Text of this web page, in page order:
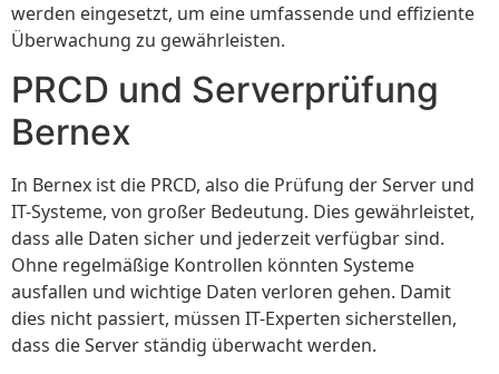
werden eingesetzt, um eine umfassende und effiziente
Überwachung zu gewährleisten.
PRCD und Serverprüfung
Bernex
In Bernex ist die PRCD, also die Prüfung der Server und
IT-Systeme, von großer Bedeutung. Dies gewährleistet,
dass alle Daten sicher und jederzeit verfügbar sind.
Ohne regelmäßige Kontrollen könnten Systeme
ausfallen und wichtige Daten verloren gehen. Damit
dies nicht passiert, müssen IT-Experten sicherstellen,
dass die Server ständig überwacht werden.